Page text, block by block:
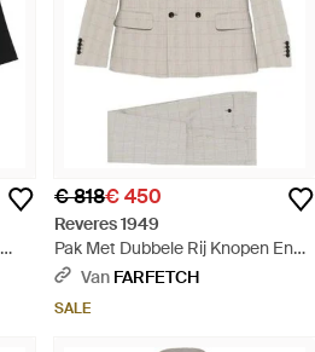
€ 818€ 450
Reveres 1949
Pak Met Dubbele Rij Knopen En
Patroon - Wit
Van FARFETCH
SALE